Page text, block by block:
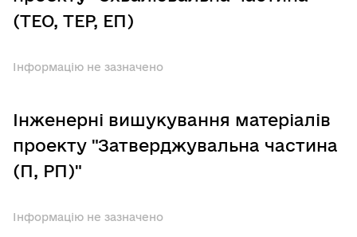
(ТЕО, ТЕР, ЕП)
Інформацію не зазначено
Інженерні вишукування матеріалів
проекту "Затверджувальна частина
(П, РП)"
Інформацію не зазначено